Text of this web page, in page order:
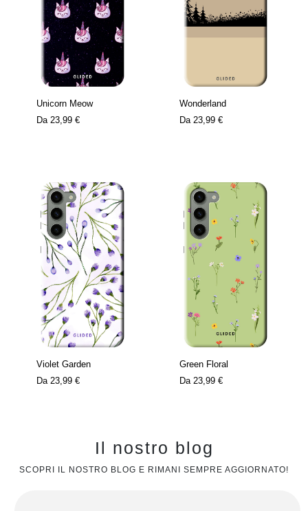
Unicorn Meow
Da 23,99 €
Wonderland
Da 23,99 €
Violet Garden
Da 23,99 €
Green Floral
Da 23,99 €
Il nostro blog
SCOPRI IL NOSTRO BLOG E RIMANI SEMPRE AGGIORNATO!